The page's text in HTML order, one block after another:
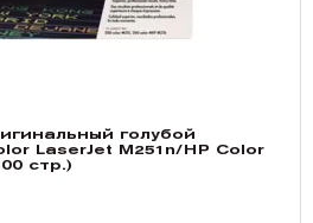
голубой
LaserJet M251n/HP Color
стр.)